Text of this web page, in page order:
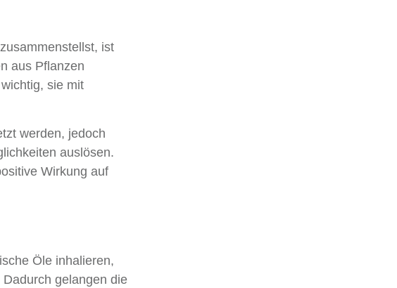
ist
aus Pflanzen
sie mit
werden, jedoch
auslösen.
Wirkung auf
Öle inhalieren,
gelangen die